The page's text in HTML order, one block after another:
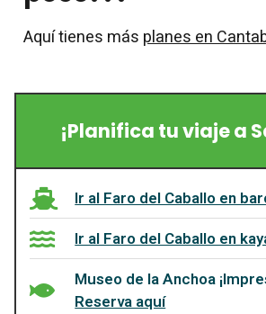
Aquí tienes más planes en
¡Planifica tu viaje a
Ir al Faro del Caballo en
Ir al Faro del Caballo en
Museo de la Anchoa
Reserva aquí